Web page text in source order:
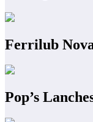
Ferrilub
Pop’s